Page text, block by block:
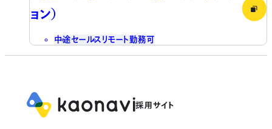
ョン）
中途セールス リモート勤務可